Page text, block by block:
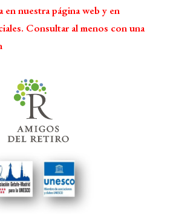
en nuestra página web y en
Consultar al menos con una